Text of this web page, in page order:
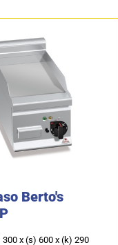
Berto's
x (s) 600 x (k) 290